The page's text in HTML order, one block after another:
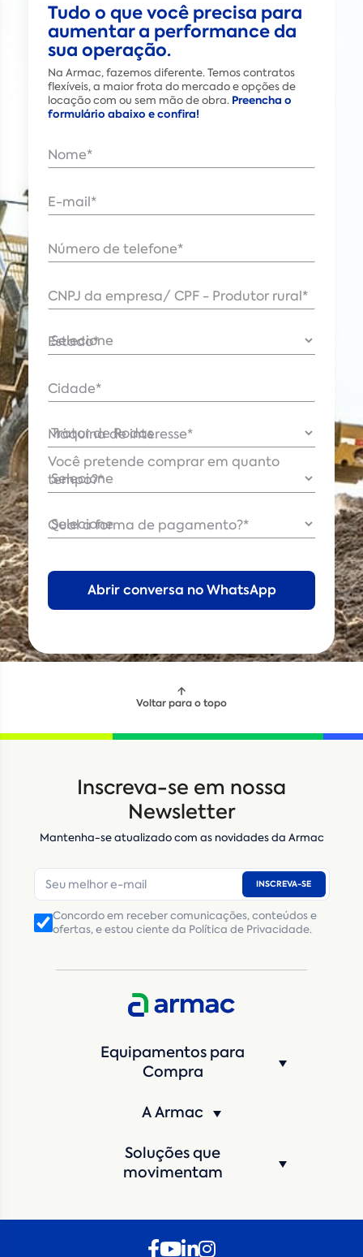
Tudo o que você precisa para
aumentar a performance da
sua operação.
Na Armac, fazemos diferente. Temos contratos
flexíveis, a maior frota do mercado e opções de
locação com ou sem mão de obra. Preencha o
formulário abaixo e confira!
Nome*
E-mail*
Número de telefone*
CNPJ da empresa/ CPF - Produtor rural*
Estado*
Cidade*
Máquina de interesse*
Você pretende comprar em quanto
tempo?*
Qual a forma de pagamento?*
Voltar para o topo
Inscreva-se em nossa
Newsletter
Mantenha-se atualizado com as novidades da Armac
INSCREVA-SE
Concordo em receber comunicações, conteúdos e
ofertas, e estou ciente da Política de Privacidade.
Equipamentos para
Compra
A Armac
Soluções que
movimentam